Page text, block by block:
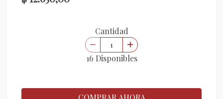
Cantidad
16 Disponibles